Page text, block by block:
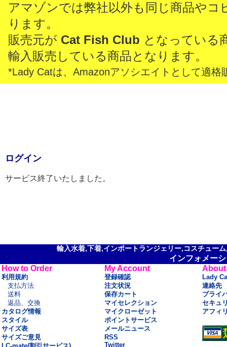
アマゾンでは弊社以外も同じ商品やコ
ります。
販売元が Cat Fish Club となっている
輸入販売している商品となります。
*Lady Catは、Amazonアソシエイトとして適格
ログイン
サービス終了いたしました。
輸入水着,下着,インポートランジェリー,コスチュー
インフォメー
How to Order
利用規約
支払方法
送料
返品、交換
カタログ情報
スタイル
サイズ表
サイズご意見
My Account
登録確認
注文状況
保存カート
マイセレクション
マイクローゼット
ポイントサービス
メールニュース
RSS
Twitter
About
Lady
連絡先
プライ
セキュ
アフィ